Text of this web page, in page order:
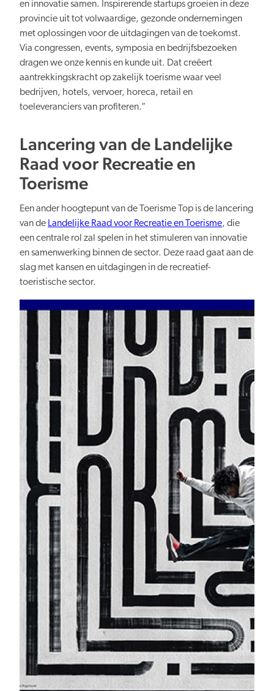
en innovatie samen. Inspirerende startups groeien in deze
provincie uit tot volwaardige, gezonde ondernemingen
met oplossingen voor de uitdagingen van de toekomst.
Via congressen, events, symposia en bedrijfsbezoeken
dragen we onze kennis en kunde uit. Dat creëert
aantrekkingskracht op zakelijk toerisme waar veel
bedrijven, hotels, vervoer, horeca, retail en
toeleveranciers van profiteren.”
Lancering van de Landelijke
Raad voor Recreatie en
Toerisme
Een ander hoogtepunt van de Toerisme Top is de lancering
van de Landelijke Raad voor Recreatie en Toerisme, die
een centrale rol zal spelen in het stimuleren van innovatie
en samenwerking binnen de sector. Deze raad gaat aan de
slag met kansen en uitdagingen in de recreatief-
toeristische sector.